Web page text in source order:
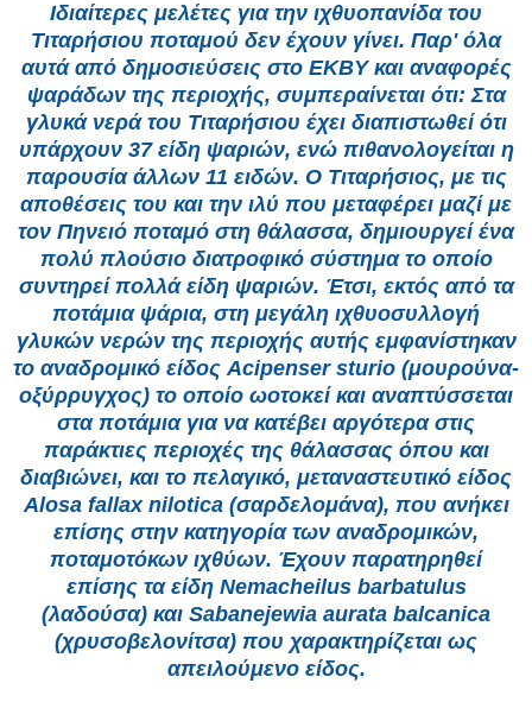
Ιδιαίτερες μελέτες για την ιχθυοπανίδα του
Τιταρήσιου ποταμού δεν έχουν γίνει. Παρ' όλα
αυτά από δημοσιεύσεις στο ΕΚΒΥ και αναφορές
ψαράδων της περιοχής, συμπεραίνεται ότι: Στα
γλυκά νερά του Τιταρήσιου έχει διαπιστωθεί ότι
υπάρχουν 37 είδη ψαριών, ενώ πιθανολογείται η
παρουσία άλλων 11 ειδών. Ο Τιταρήσιος, με τις
αποθέσεις του και την ιλύ που μεταφέρει μαζί με
τον Πηνειό ποταμό στη θάλασσα, δημιουργεί ένα
πολύ πλούσιο διατροφικό σύστημα το οποίο
συντηρεί πολλά είδη ψαριών. Έτσι, εκτός από τα
ποτάμια ψάρια, στη μεγάλη ιχθυοσυλλογή
γλυκών νερών της περιοχής αυτής εμφανίστηκαν
το αναδρομικό είδος Acipenser sturio (μουρούνα-
οξύρρυγχος) το οποίο ωοτοκεί και αναπτύσσεται
στα ποτάμια για να κατέβει αργότερα στις
παράκτιες περιοχές της θάλασσας όπου και
διαβιώνει, και το πελαγικό, μεταναστευτικό είδος
Alosa fallax nilotica (σαρδελομάνα), που ανήκει
επίσης στην κατηγορία των αναδρομικών,
ποταμοτόκων ιχθύων. Έχουν παρατηρηθεί
επίσης τα είδη Nemacheilus barbatulus
(λαδούσα) και Sabanejewia aurata balcanica
(χρυσοβελονίτσα) που χαρακτηρίζεται ως
απειλούμενο είδος.